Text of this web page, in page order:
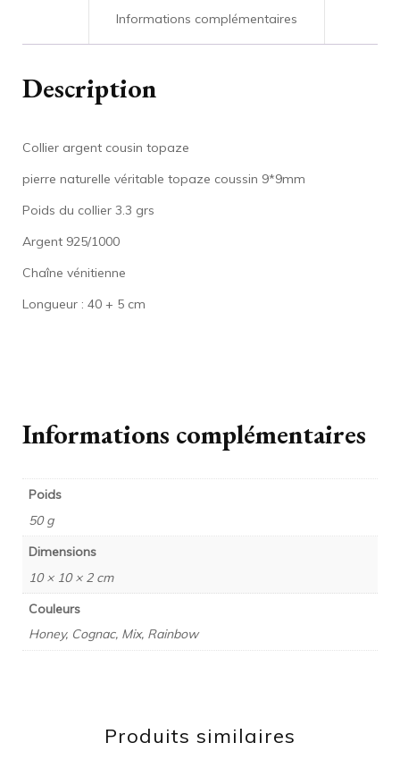
Informations complémentaires
Description
Collier argent cousin topaze
pierre naturelle véritable topaze coussin 9*9mm
Poids du collier 3.3 grs
Argent 925/1000
Chaîne vénitienne
Longueur : 40 + 5 cm
Informations complémentaires
Poids
50 g
Dimensions
10 × 10 × 2 cm
Couleurs
Honey, Cognac, Mix, Rainbow
Produits similaires